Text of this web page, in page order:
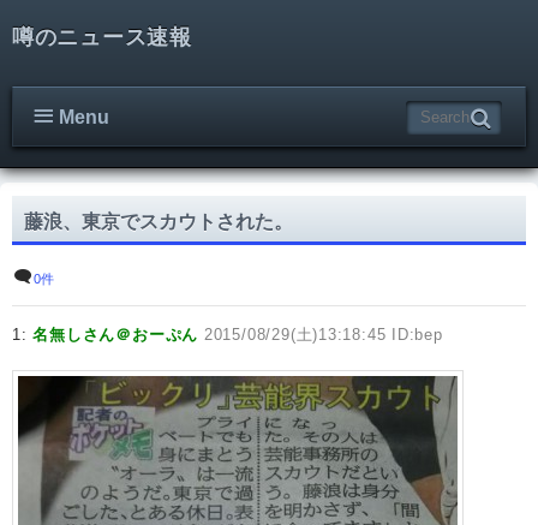
噂のニュース速報
Menu
藤浪、東京でスカウトされた。
0件
1:名無しさん＠おーぷん 2015/08/29(土)13:18:45 ID:bep